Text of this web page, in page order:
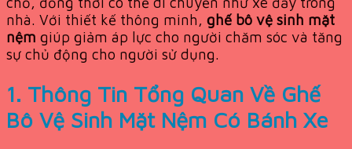
nhà. Với thiết kế thông minh, ghế bô vệ sinh mặt
nệm giúp giảm áp lực cho người chăm sóc và tăng
sự chủ động cho người sử dụng.
1. Thông Tin Tổng Quan Về Ghế
Bô Vệ Sinh Mặt Nệm Có Bánh Xe